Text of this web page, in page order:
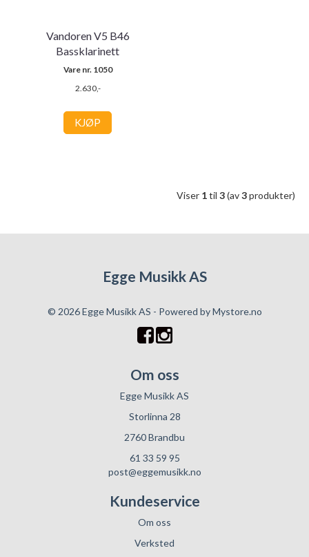
Vandoren V5 B46
Bassklarinett
Vare nr. 1050
2.630,-
KJØP
Viser 1til 3(av3produkter)
Egge Musikk AS
© 2026 Egge Musikk AS - Powered byMystore.no
Om oss
Egge Musikk AS
Storlinna 28
2760 Brandbu
61 33 59 95
post@eggemusikk.no
Kundeservice
Om oss
Verksted